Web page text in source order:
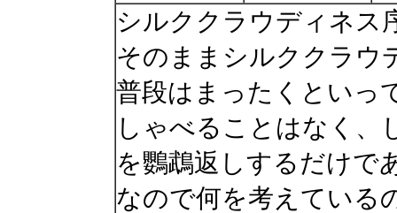
シルククラウディネス
そのままシルククラウ
普段はまったくといっ
しゃべることはなく、
を鸚鵡返しするだけで
なので何を考えている